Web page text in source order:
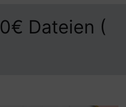
0€ Dateien (